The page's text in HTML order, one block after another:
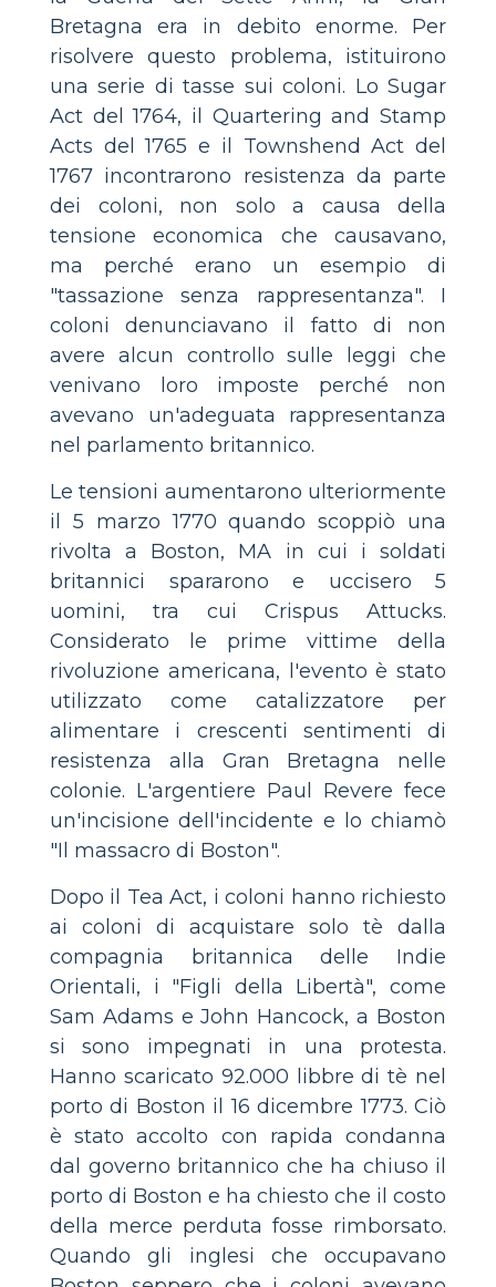
Bretagna era in debito enorme. Per
risolvere questo problema, istituirono
una serie di tasse sui coloni. Lo Sugar
Act del 1764, il Quartering and Stamp
Acts del 1765 e il Townshend Act del
1767 incontrarono resistenza da parte
dei coloni, non solo a causa della
tensione economica che causavano,
ma perché erano un esempio di
"tassazione senza rappresentanza". I
coloni denunciavano il fatto di non
avere alcun controllo sulle leggi che
venivano loro imposte perché non
avevano un'adeguata rappresentanza
nel parlamento britannico.
Le tensioni aumentarono ulteriormente
il 5 marzo 1770 quando scoppiò una
rivolta a Boston, MA in cui i soldati
britannici spararono e uccisero 5
uomini, tra cui Crispus Attucks.
Considerato le prime vittime della
rivoluzione americana, l'evento è stato
utilizzato come catalizzatore per
alimentare i crescenti sentimenti di
resistenza alla Gran Bretagna nelle
colonie. L'argentiere Paul Revere fece
un'incisione dell'incidente e lo chiamò
"Il massacro di Boston".
Dopo il Tea Act, i coloni hanno richiesto
ai coloni di acquistare solo tè dalla
compagnia britannica delle Indie
Orientali, i "Figli della Libertà", come
Sam Adams e John Hancock, a Boston
si sono impegnati in una protesta.
Hanno scaricato 92.000 libbre di tè nel
porto di Boston il 16 dicembre 1773. Ciò
è stato accolto con rapida condanna
dal governo britannico che ha chiuso il
porto di Boston e ha chiesto che il costo
della merce perduta fosse rimborsato.
Quando gli inglesi che occupavano